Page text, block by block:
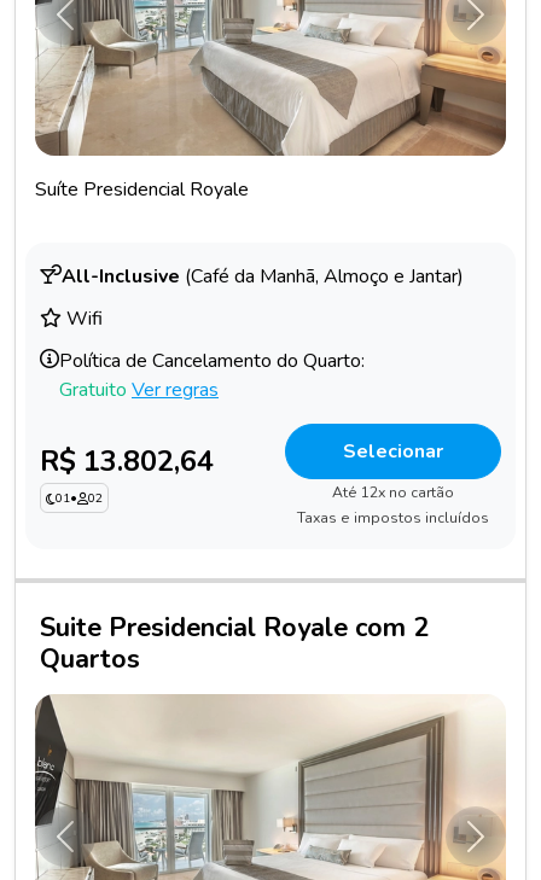
Anterior
Suíte Presidencial Royale
All-Inclusive (Café da Manhã, Almoço e Jantar)
Wifi
Política de Cancelamento do Quarto:
Gratuito Ver regras
R$ 13.802,64
01• 02
Selecionar
Até 12x no cartão
Taxas e impostos incluídos
Suite Presidencial Royale com 2
Quartos
Anterior